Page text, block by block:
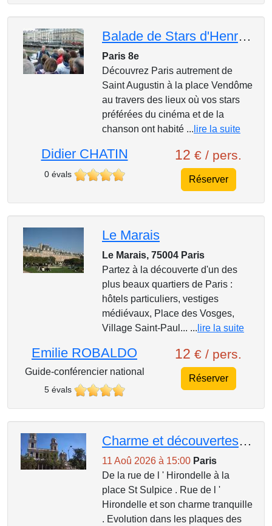
Balade de Stars d'Henri Salvador à De Funès
Paris 8e
Découvrez Paris autrement de
Saint Augustin à la place Vendôme
au travers des lieux où vos stars
préférées du cinéma et de la
chanson ont habité ... lire la suite
Didier CHATIN
0 évals
12 € / pers.
Réserver
Le Marais
Le Marais, 75004 Paris
Partez à la découverte d'un des
plus beaux quartiers de Paris :
hôtels particuliers, vestiges
médiévaux, Place des Vosges,
Village Saint-Paul... ... lire la suite
Emilie ROBALDO
Guide-conférencier national
5 évals
12 € / pers.
Réserver
Charme et découvertes des petites rues du 6 ème arrondissement .
11 Aoû 2026 à 15:00 Paris
De la rue de l ' Hirondelle à la
place St Sulpice . Rue de l '
Hirondelle et son charme tranquille
. Evolution dans les plaques des